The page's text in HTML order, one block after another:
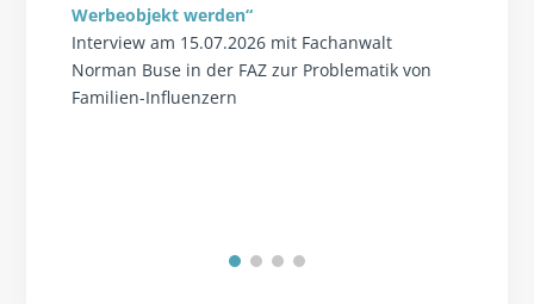
Werbeobjekt werden“
Interview am 15.07.2026 mit Fachanwalt
Norman Buse in der FAZ zur Problematik von
Familien-Influenzern